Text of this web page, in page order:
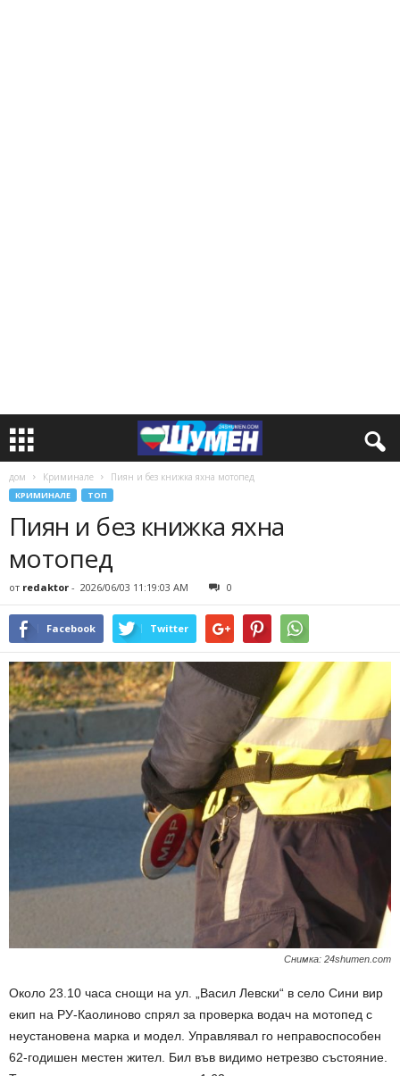
дом Криминале Пиян и без книжка яхна мотопед
КРИМИНАЛЕ ТОП
Пиян и без книжка яхна
мотопед
от redaktor - 2026/06/03 11:19:03 AM 0
Facebook Twitter
Снимка: 24shumen.com
Около 23.10 часа снощи на ул. „Васил Левски“ в село Сини вир
екип на РУ-Каолиново спрял за проверка водач на мотопед с
неустановена марка и модел. Управлявал го неправоспособен
62-годишен местен жител. Бил във видимо нетрезво състояние.